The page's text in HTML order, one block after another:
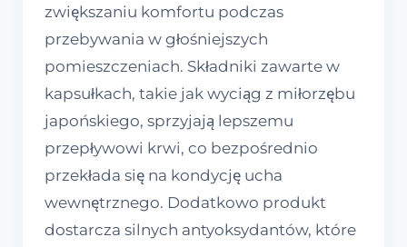
zwiększaniu komfortu podczas
przebywania w głośniejszych
pomieszczeniach. Składniki zawarte w
kapsułkach, takie jak wyciąg z miłorzębu
japońskiego, sprzyjają lepszemu
przepływowi krwi, co bezpośrednio
przekłada się na kondycję ucha
wewnętrznego. Dodatkowo produkt
dostarcza silnych antyoksydantów, które